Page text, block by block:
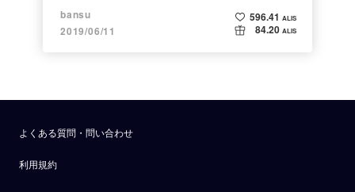
bansu
2019/06/11
596.41 ALIS
84.20 ALIS
よくある質問・問い合わせ
利用規約